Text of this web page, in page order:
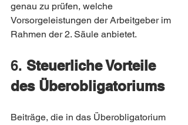
genau zu prüfen, welche
Vorsorgeleistungen der Arbeitgeber im
Rahmen der 2. Säule anbietet.
6. Steuerliche Vorteile
des Überobligatoriums
Beiträge, die in das Überobligatorium